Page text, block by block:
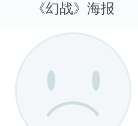
《幻战》海报